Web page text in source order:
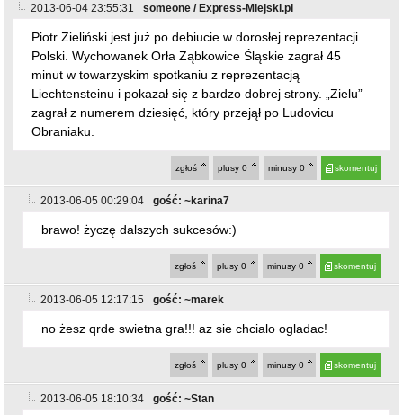
2013-06-04 23:55:31 someone / Express-Miejski.pl
Piotr Zieliński jest już po debiucie w dorosłej reprezentacji
Polski. Wychowanek Orła Ząbkowice Śląskie zagrał 45
minut w towarzyskim spotkaniu z reprezentacją
Liechtensteinu i pokazał się z bardzo dobrej strony. „Zielu”
zagrał z numerem dziesięć, który przejął po Ludovicu
Obraniaku.
skomentuj
minusy 0
plusy 0
zgłoś
2013-06-05 00:29:04 gość: ~karina7
brawo! życzę dalszych sukcesów:)
skomentuj
minusy 0
plusy 0
zgłoś
2013-06-05 12:17:15 gość: ~marek
no żesz qrde swietna gra!!! az sie chcialo ogladac!
skomentuj
minusy 0
plusy 0
zgłoś
2013-06-05 18:10:34 gość: ~Stan